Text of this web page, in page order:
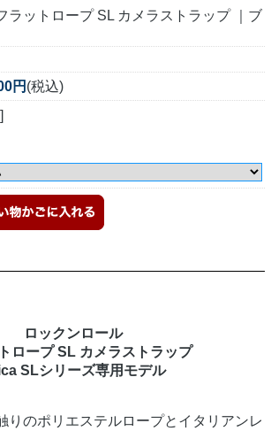
ラットロープ SL カメラストラップ ｜ブ
円 (税込)
ロックンロール
ロープ SL カメラストラップ
SLシリーズ専用モデル
りのポリエステルロープとイタリアンレ